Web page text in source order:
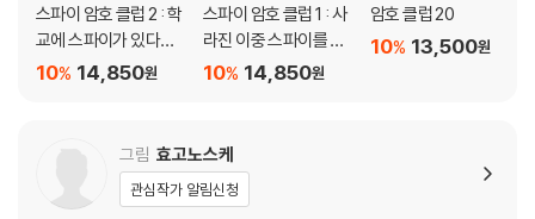
스파이 암호 클럽 2 : 학
교에 스파이가 있다
고!? 14,850원
10%
스파이 암호 클럽 1 : 사
라진 이중 스파이를 찾
아라! 14,850원
10%
암호 클럽 20
13,500원
10%
그림 효고노스케
관심작가 알림신청